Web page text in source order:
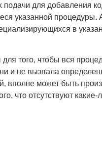
подачи для добавления
указанной процедуры.
в
того, чтобы вся
не вызвала
вполне может быть
что отсутствуют